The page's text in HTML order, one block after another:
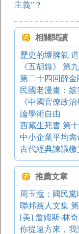
主義”？
相關閱讀
歷史的壞脾氣
《五胡錄》 第
第二十四回醉
民國老漫畫：
論學術自由
西藏生死書 第
中小企業平均
古代經典諫議檄
推薦文章
周玉蔻：國民
聯邦黨人文集
[美] 詹姆斯·林
你從遠方來，我